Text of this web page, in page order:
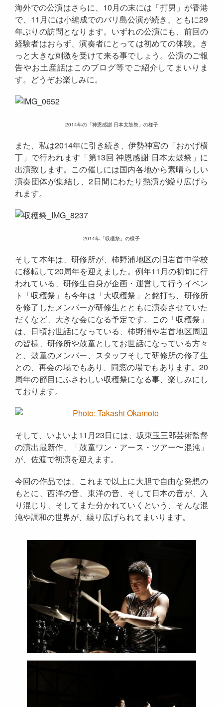
海外での公演はさらに、10月の末には「打男」が香港
で、11月には小編成でのバリ島公演が続き、ともに29
年ぶりの訪問となります。いずれの公演にも、前回の
経験者はおらず、演奏者にとっては初めての体験。き
っと大きな刺激を受けて来る事でしょう。公演のご報
告やお土産話はこのブログ等でご紹介してまいりま
す。どうぞお楽しみに。
2014年の「神恩感謝 日本太鼓祭」の様子
また、私は2014年に引き続き、伊勢神宮の「おかげ横
丁」で行われます「第13回 神恩感謝 日本太鼓祭」に
出演致します。この催しには国内各地から素晴らしい
演奏団体が集結し、2日間にわたり熱演が繰り広げら
れます。
2014年「収穫祭」の様子
そして本年は、研修所が、柿野浦地区の旧岩首中学校
に移転して20周年を迎えました。例年11月の初旬に行
われている、研修生自身が企画・運営して行うイベン
ト「収穫祭」も今年は「大収穫祭」と銘打ち、研修所
を修了したメンバーが研修生とともに演奏させていた
だくなど、大きな会になる予定です。この「収穫祭」
は、日頃お世話になっている、柿野浦や岩首地区周辺
の皆様、研修所や鼓童としてお世話になっている方々
と、鼓童のメンバー、スタッフそして研修所の修了生
との、再会の場でもあり、同窓の場でもあります。20
周年の節目にふさわしい収穫祭になる事、楽しみにし
ております。
そして、いよいよ11月23日には、坂東玉三郎芸術監督
の演出最新作、「鼓童ワン・アース・ツアー〜混沌」
が、佐渡で初演を迎えます。
今回の作品では、これまで以上に大胆で自由な発想の
もとに、西洋の音、東洋の音、そして日本の音が、入
り混じり、そしてまた分かれていくという、そんな混
沌や調和の世界が、繰り広げられてまいります。